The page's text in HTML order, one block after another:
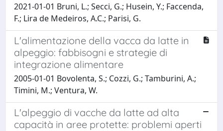
2021-01-01 Bruni, L.; Secci, G.; Husein, Y.; Faccenda,
F.; Lira de Medeiros, A.C.; Parisi, G.
L'alimentazione della vacca da latte in
alpeggio: fabbisogni e strategie di
integrazione alimentare
2005-01-01 Bovolenta, S.; Cozzi, G.; Tamburini, A.;
Timini, M.; Ventura, W.
L'alpeggio di vacche da latte ad alta
capacità in aree protette: problemi aperti